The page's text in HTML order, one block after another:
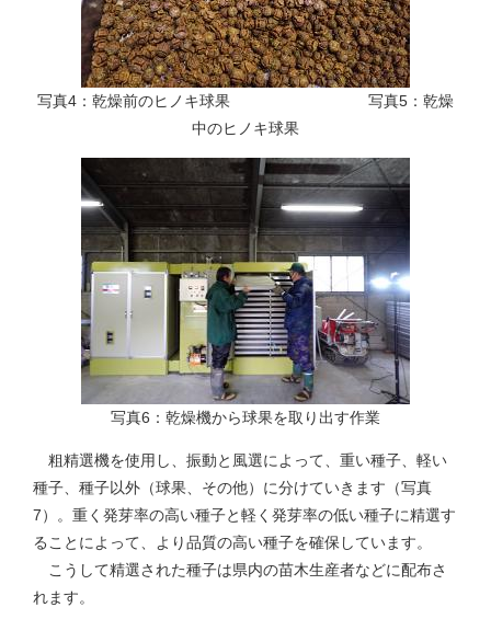
写真4：乾燥前のヒノキ球果 写真5：乾燥
中のヒノキ球果
写真6：乾燥機から球果を取り出す作業
粗精選機を使用し、振動と風選によって、重い種子、軽い
種子、種子以外（球果、その他）に分けていきます（写真
7）。重く発芽率の高い種子と軽く発芽率の低い種子に精選す
ることによって、より品質の高い種子を確保しています。
こうして精選された種子は県内の苗木生産者などに配布さ
れます。